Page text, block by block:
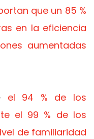
que un 85 %
en la eficiencia
aumentadas
el 94 % de los
el 99 % de los
de familiaridad